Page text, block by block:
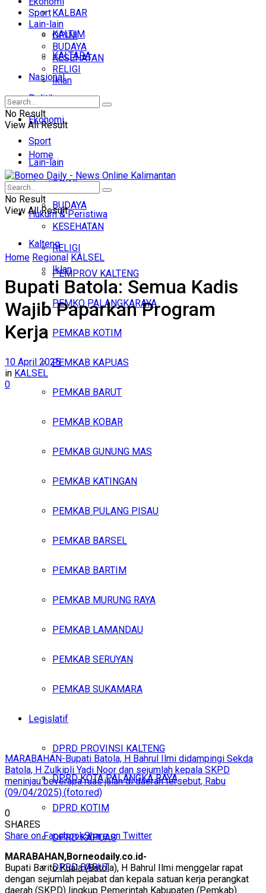
KALBAR
KALTIM
KALTARA
Nasional
Politik
Ekonomi
Sport
Lain-lain
OPINI
BUDAYA
KESEHATAN
RELIGI
Iklan
Minggu, Agustus 9, 2026
Sport
Lain-lain
OPINI
BUDAYA
KESEHATAN
RELIGI
Iklan
No Result
View All Result
Home
Headline
Hukum & Peristiwa
Kalteng
PEMPROV KALTENG
PEMKO PALANGKARAYA
PEMKAB KOTIM
PEMKAB KAPUAS
PEMKAB BARUT
PEMKAB KOBAR
PEMKAB GUNUNG MAS
PEMKAB KATINGAN
PEMKAB PULANG PISAU
PEMKAB BARSEL
PEMKAB BARTIM
PEMKAB MURUNG RAYA
PEMKAB LAMANDAU
PEMKAB SERUYAN
PEMKAB SUKAMARA
Legislatif
DPRD PROVINSI KALTENG
DPRD KOTA PALANGKA RAYA
DPRD KOTIM
DPRD KAPUAS
DPRD BARUT
No Result
View All Result
Home Regional KALSEL
Bupati Batola: Semua Kadis
Wajib Paparkan Program
Kerja
10 April 2025
in KALSEL
0
MARABAHAN-Bupati Batola, H Bahrul Ilmi didampingi Sekda
Batola, H Zulkipli Yadi Noor dan sejumlah kepala SKPD
meninjau beverapa ruas jalan di daerah tersebut, Rabu
(09/04/2025).(foto:red)
0
SHARES
Share on FacebookShare on Twitter
MARABAHAN,Borneodaily.co.id-
Bupati Barito Kuala (Batola), H Bahrul Ilmi menggelar rapat
dengan sejumlah pejabat dan kepala satuan kerja perangkat
daerah (SKPD) lingkup Pemerintah Kabupaten (Pemkab)